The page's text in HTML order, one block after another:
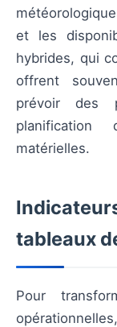
et les
hybrides, qui
offrent
prévoir des
planification
matérielles.
tableaux
Pour